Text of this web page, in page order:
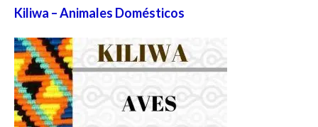
Kiliwa – Animales Domésticos